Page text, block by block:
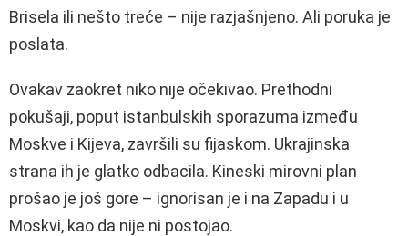
Brisela ili nešto treće – nije razjašnjeno. Ali poruka je
poslata.
Ovakav zaokret niko nije očekivao. Prethodni
pokušaji, poput istanbulskih sporazuma između
Moskve i Kijeva, završili su fijaskom. Ukrajinska
strana ih je glatko odbacila. Kineski mirovni plan
prošao je još gore – ignorisan je i na Zapadu i u
Moskvi, kao da nije ni postojao.